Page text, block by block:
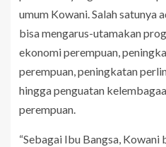
umum Kowani. Salah satunya
bisa mengarus-utamakan
ekonomi perempuan,
perempuan, peningkatan
hingga penguatan
perempuan.
“Sebagai Ibu Bangsa, Kowani